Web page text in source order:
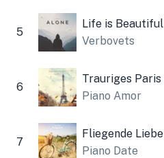
5
Life is Beautiful
Verbovets
6
Trauriges Paris
Piano Amor
7
Fliegende Liebe
Piano Date